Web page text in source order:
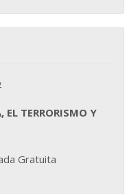
EL TERRORISMO Y
Gratuita